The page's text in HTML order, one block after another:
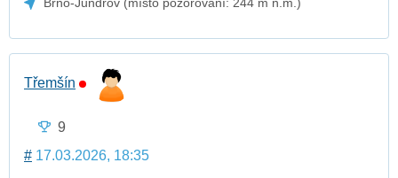
Třemšín
9
# 17.03.2026, 18:35